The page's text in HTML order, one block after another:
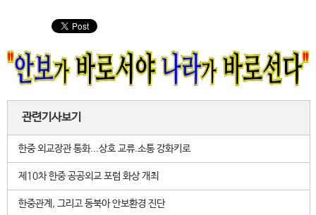
관련기사보기
한중 외교장관 통화...상호 교류.소통 강화키로
제10차 한중 공공외교 포럼 화상 개최
한중관계, 그리고 동북아 안보환경 진단